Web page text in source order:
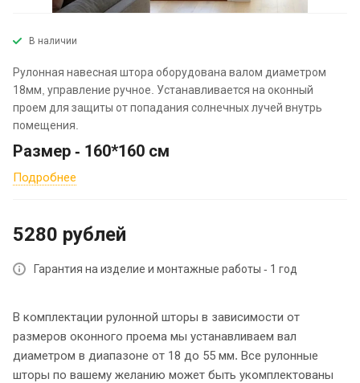
В наличии
Рулонная навесная штора оборудована валом диаметром
18мм, управление ручное. Устанавливается на оконный
проем для защиты от попадания солнечных лучей внутрь
помещения.
Размер - 160*160 см
Подробнее
5280 рублей
Гарантия на изделие и монтажные работы - 1 год
В комплектации рулонной шторы в зависимости от
размеров оконного проема мы устанавливаем вал
диаметром в диапазоне от 18 до 55 мм. Все рулонные
шторы по вашему желанию может быть укомплектованы